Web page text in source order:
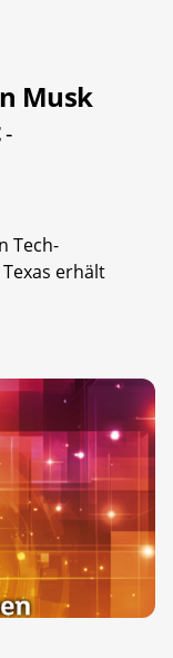
Musk
-
Tech-
erhält